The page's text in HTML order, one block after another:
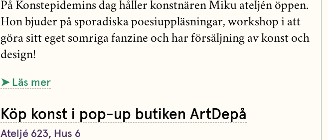
På Konstepidemins dag håller konstnären Miku ateljén öppen.
Hon bjuder på sporadiska poesiuppläsningar, workshop i att
göra sitt eget somriga fanzine och har försäljning av konst och
design!
➤ Läs mer
Köp konst i pop-up butiken ArtDepå
Ateljé 623, Hus 6